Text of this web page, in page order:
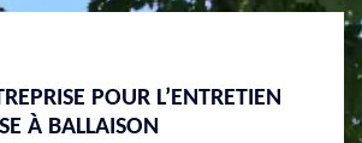
UN BON ENTRETIEN DE TERRASSE
DES SPÉCIALISTES CHEZ MASSON